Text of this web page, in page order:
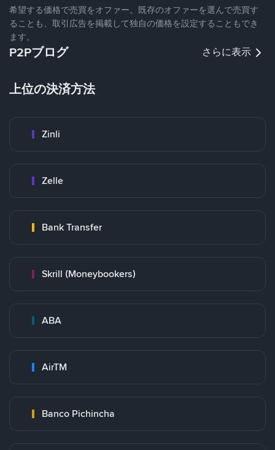
希望する価格で売買をオファー。既存のオファーを選んで売買す
ることも、取引広告を掲載して独自の価格を設定することもでき
ます。
P2Pブログ さらに表示
上位の決済方法
Zinli
Zelle
Bank Transfer
Skrill (Moneybookers)
ABA
AirTM
Banco Pichincha